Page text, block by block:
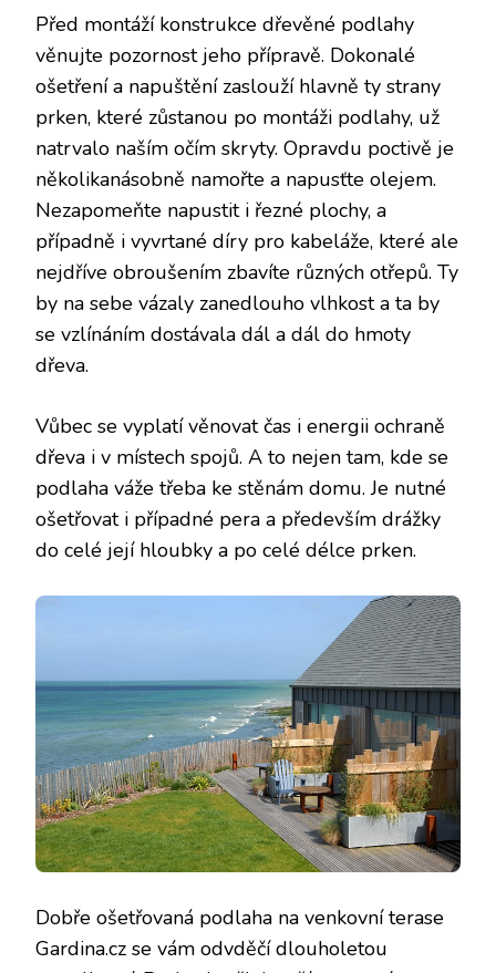
Před montáží konstrukce dřevěné podlahy
věnujte pozornost jeho přípravě. Dokonalé
ošetření a napuštění zaslouží hlavně ty strany
prken, které zůstanou po montáži podlahy, už
natrvalo naším očím skryty. Opravdu poctivě je
několikanásobně namořte a napusťte olejem.
Nezapomeňte napustit i řezné plochy, a
případně i vyvrtané díry pro kabeláže, které ale
nejdříve obroušením zbavíte různých otřepů. Ty
by na sebe vázaly zanedlouho vlhkost a ta by
se vzlínáním dostávala dál a dál do hmoty
dřeva.
Vůbec se vyplatí věnovat čas i energii ochraně
dřeva i v místech spojů. A to nejen tam, kde se
podlaha váže třeba ke stěnám domu. Je nutné
ošetřovat i případné pera a především drážky
do celé její hloubky a po celé délce prken.
Dobře ošetřovaná podlaha na venkovní terase
Gardina.cz se vám odvděčí dlouholetou